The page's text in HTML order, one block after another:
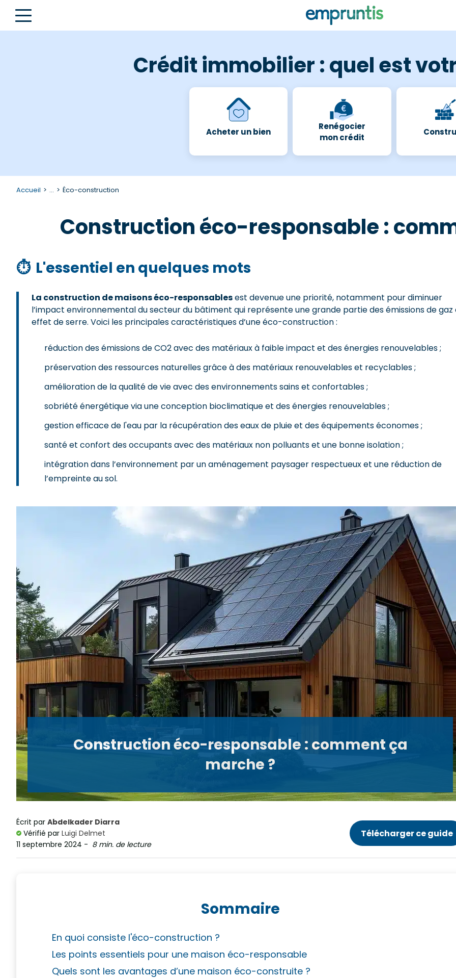
Crédit immobilier : quel est
Acheter un bien
Renégocier
mon crédit
Accueil ... Éco-construction
Construction éco-responsable :
⏱ L'essentiel en quelques mots
La construction de maisons éco-responsablesest devenue une priorité, notamment pour diminuer
l’impact environnemental du secteur du bâtiment qui représente une grande partie des émissions de gaz
effet de serre. Voici les principales caractéristiques d’une éco-construction :
réduction des émissions de CO2 avec des matériaux à faible impact et des énergies renouvelables ;
préservation des ressources naturelles grâce à des matériaux renouvelables et recyclables ;
amélioration de la qualité de vie avec des environnements sains et confortables ;
sobriété énergétique via une conception bioclimatique et des énergies renouvelables ;
gestion efficace de l'eau par la récupération des eaux de pluie et des équipements économes ;
santé et confort des occupants avec des matériaux non polluants et une bonne isolation ;
intégration dans l’environnement par un aménagement paysager respectueux et une réduction de
l’empreinte au sol.
Construction éco-responsable : comment ça
marche ?
Écrit par Abdelkader Diarra
Vérifié par Luigi Delmet
11 septembre 2024 - 8 min. de lecture
Télécharger ce guide
Sommaire
En quoi consiste l'éco-construction ?
Les points essentiels pour une maison éco-responsable
Quels sont les avantages d’une maison éco-construite ?